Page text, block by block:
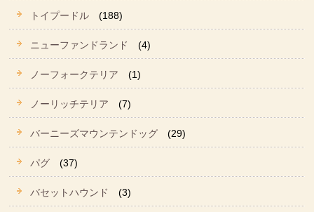
トイプードル (188)
ニューファンドランド (4)
ノーフォークテリア (1)
ノーリッチテリア (7)
バーニーズマウンテンドッグ (29)
パグ (37)
バセットハウンド (3)